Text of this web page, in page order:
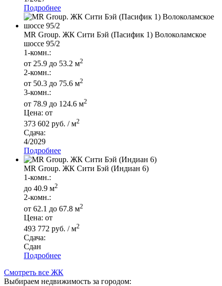
Подробнее
MR Group. ЖК Сити Бэй (Пасифик 1) Волоколамское
шоссе 95/2
1-комн.:
от 25.9 до 53.2 м2
2-комн.:
от 50.3 до 75.6 м2
3-комн.:
от 78.9 до 124.6 м2
Цена: от
373 602 руб. / м2
Сдача:
4/2029
Подробнее
MR Group. ЖК Сити Бэй (Индиан 6)
1-комн.:
до 40.9 м2
2-комн.:
от 62.1 до 67.8 м2
Цена: от
493 772 руб. / м2
Сдача:
Сдан
Подробнее
Смотреть все ЖК
Выбираем недвижимость за городом: